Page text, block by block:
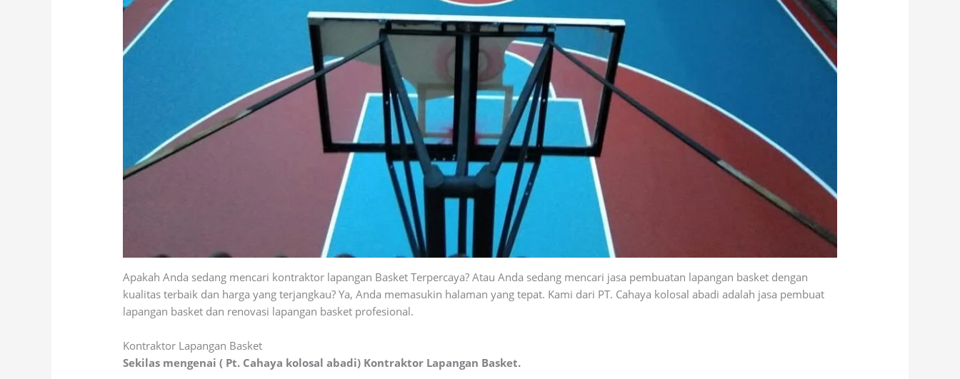
Apakah Anda sedang mencari kontraktor lapangan Basket Terpercaya? Atau Anda sedang mencari jasa pembuatan lapangan basket dengan
kualitas terbaik dan harga yang terjangkau? Ya, Anda memasukin halaman yang tepat. Kami dari PT. Cahaya kolosal abadi adalah jasa pembuat
lapangan basket dan renovasi lapangan basket profesional.
Kontraktor Lapangan Basket
Sekilas mengenai ( Pt. Cahaya kolosal abadi) Kontraktor Lapangan Basket.